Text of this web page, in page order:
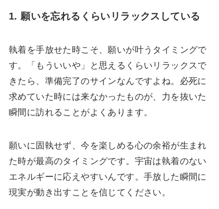
1. 願いを忘れるくらいリラックスしている
執着を手放せた時こそ、願いが叶うタイミングで
す。「もういいや」と思えるくらいリラックスで
きたら、準備完了のサインなんですよね。必死に
求めていた時には来なかったものが、力を抜いた
瞬間に訪れることがよくあります。
願いに固執せず、今を楽しめる心の余裕が生まれ
た時が最高のタイミングです。宇宙は執着のない
エネルギーに応えやすいんです。手放した瞬間に
現実が動き出すことを信じてください。